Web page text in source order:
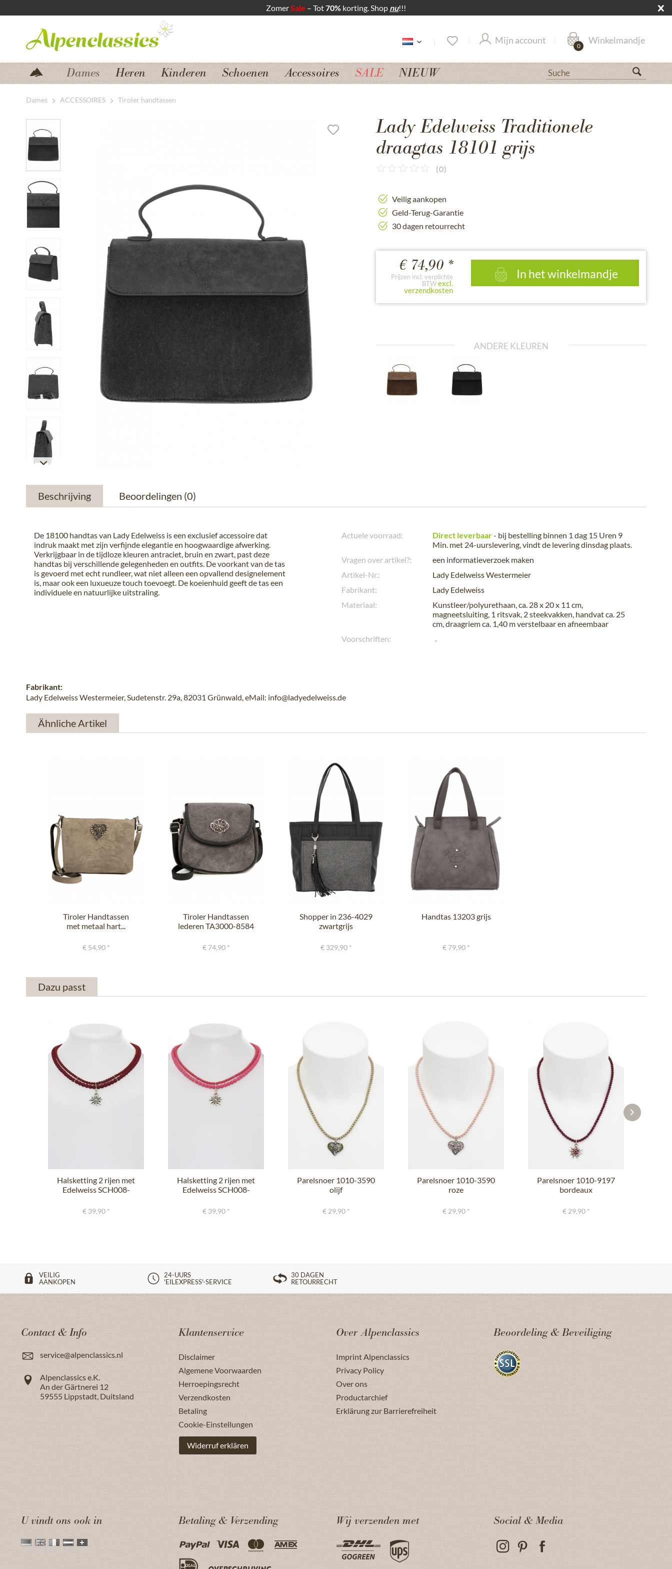
ZomerSale – Tot70% korting. Shop nu!!!
Zum Hauptbereich springen
Mijn account Winkelmandje
0
Dames Heren Kinderen Schoenen Accessoires SALE NIEUW
Dames ACCESSOIRES Tiroler handtassen
Lady Edelweiss Traditionele
draagtas 18101 grijs
(0)
Veilig aankopen
Geld-Terug-Garantie
30 dagen retourrecht
€ 74,90 *
Prijzen incl. verplichte
BTWexcl.
verzendkosten
In het winkelmandje
ANDERE KLEUREN
Beschrijving Beoordelingen (0)
De 18100 handtas van Lady Edelweiss is een exclusief accessoire dat
indruk maakt met zijn verfijnde elegantie en hoogwaardige afwerking.
Verkrijgbaar in de tijdloze kleuren antraciet, bruin en zwart, past deze
handtas bij verschillende gelegenheden en outfits. De voorkant van de tas
is gevoerd met echt rundleer, wat niet alleen een opvallend designelement
is, maar ook een luxueuze touch toevoegt. De koeienhuid geeft de tas een
individuele en natuurlijke uitstraling.
Actuele voorraad: Direct leverbaar- bij bestelling binnen 1 dag 15 Uren 9
Min. met 24-uurslevering, vindt de leveringdinsdag plaats.
Vragen over artikel?:
een informatieverzoek maken
Artikel-Nr.:
Lady Edelweiss Westermeier
Fabrikant:
Lady Edelweiss
Materiaal:
Kunstleer/polyurethaan, ca. 28 x 20 x 11 cm,
magneetsluiting, 1 ritsvak, 2 steekvakken, handvat ca. 25
cm, draagriem ca. 1,40 m verstelbaar en afneembaar
Voorschriften:
Fabrikant:
Lady Edelweiss Westermeier, Sudetenstr. 29a, 82031 Grünwald, eMail: info@ladyedelweiss.de
Ähnliche Artikel
Tiroler Handtassen
met metaal hart...
€ 54,90 *
Tiroler Handtassen
lederen TA3000-8584
€ 74,90 *
Shopper in 236-4029
zwartgrijs
€ 329,90 *
Handtas 13203 grijs
€ 79,90 *
Dazu passt
Halsketting 2 rijen met
Edelweiss SCH008-
€ 39,90 *
Halsketting 2 rijen met
Edelweiss SCH008-
€ 39,90 *
Parelsnoer 1010-3590
olijf
€ 29,90 *
Parelsnoer 1010-3590
roze
€ 29,90 *
Parelsnoer 1010-9197
bordeaux
€ 29,90 *
VEILIG
AANKOPEN
24-UURS
'EILEXPRESS'-SERVICE
30 DAGEN
RETOURRECHT
Contact & Info
service@alpenclassics.nl
Alpenclassics e.K.
An der Gärtnerei 12
59555 Lippstadt, Duitsland
Klantenservice
Disclaimer
Algemene Voorwaarden
Herroepingsrecht
Verzendkosten
Betaling
Cookie-Einstellungen
Widerruf erklären
Over Alpenclassics
Imprint Alpenclassics
Privacy Policy
Over ons
Productarchief
Erklärung zur Barrierefreiheit
Beoordeling & Beveiliging
U vindt ons ook in Betaling & Verzending Wij verzenden met Social & Media